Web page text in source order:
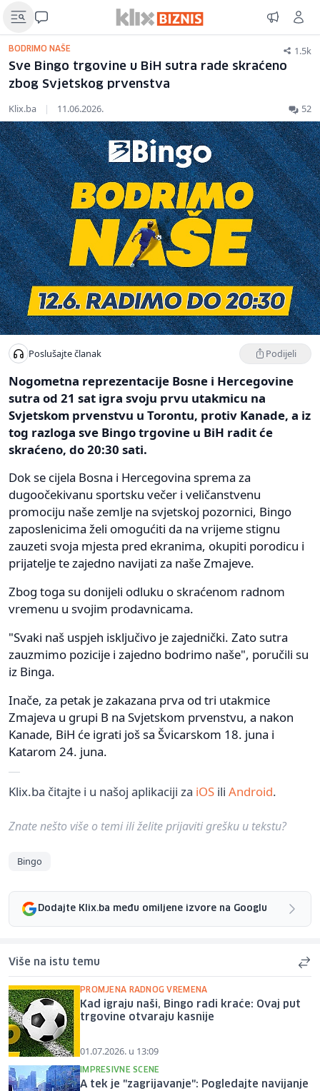
BODRIMO NAŠE 1.5k
Sve Bingo trgovine u BiH sutra rade skraćeno
zbog Svjetskog prvenstva
Klix.ba | 11.06.2026. 52
Poslušajte članak Podijeli
Nogometna reprezentacije Bosne i Hercegovine
sutra od 21 sat igra svoju prvu utakmicu na
Svjetskom prvenstvu u Torontu, protiv Kanade, a iz
tog razloga sve Bingo trgovine u BiH radit će
skraćeno, do 20:30 sati.
Dok se cijela Bosna i Hercegovina sprema za
dugoočekivanu sportsku večer i veličanstvenu
promociju naše zemlje na svjetskoj pozornici, Bingo
zaposlenicima želi omogućiti da na vrijeme stignu
zauzeti svoja mjesta pred ekranima, okupiti porodicu i
prijatelje te zajedno navijati za naše Zmajeve.
Zbog toga su donijeli odluku o skraćenom radnom
vremenu u svojim prodavnicama.
"Svaki naš uspjeh isključivo je zajednički. Zato sutra
zauzmimo pozicije i zajedno bodrimo naše", poručili su
iz Binga.
Inače, za petak je zakazana prva od tri utakmice
Zmajeva u grupi B na Svjetskom prvenstvu, a nakon
Kanade, BiH će igrati još sa Švicarskom 18. juna i
Katarom 24. juna.
Klix.ba čitajte i u našoj aplikaciji za iOS ili Android.
Znate nešto više o temi ili želite prijaviti grešku u tekstu?
Bingo
Dodajte Klix.ba među omiljene izvore na Googlu
Više na istu temu
PROMJENA RADNOG VREMENA
Kad igraju naši, Bingo radi kraće: Ovaj put
trgovine otvaraju kasnije
01.07.2026. u 13:09
IMPRESIVNE SCENE
A tek je "zagrijavanje": Pogledajte navijanje